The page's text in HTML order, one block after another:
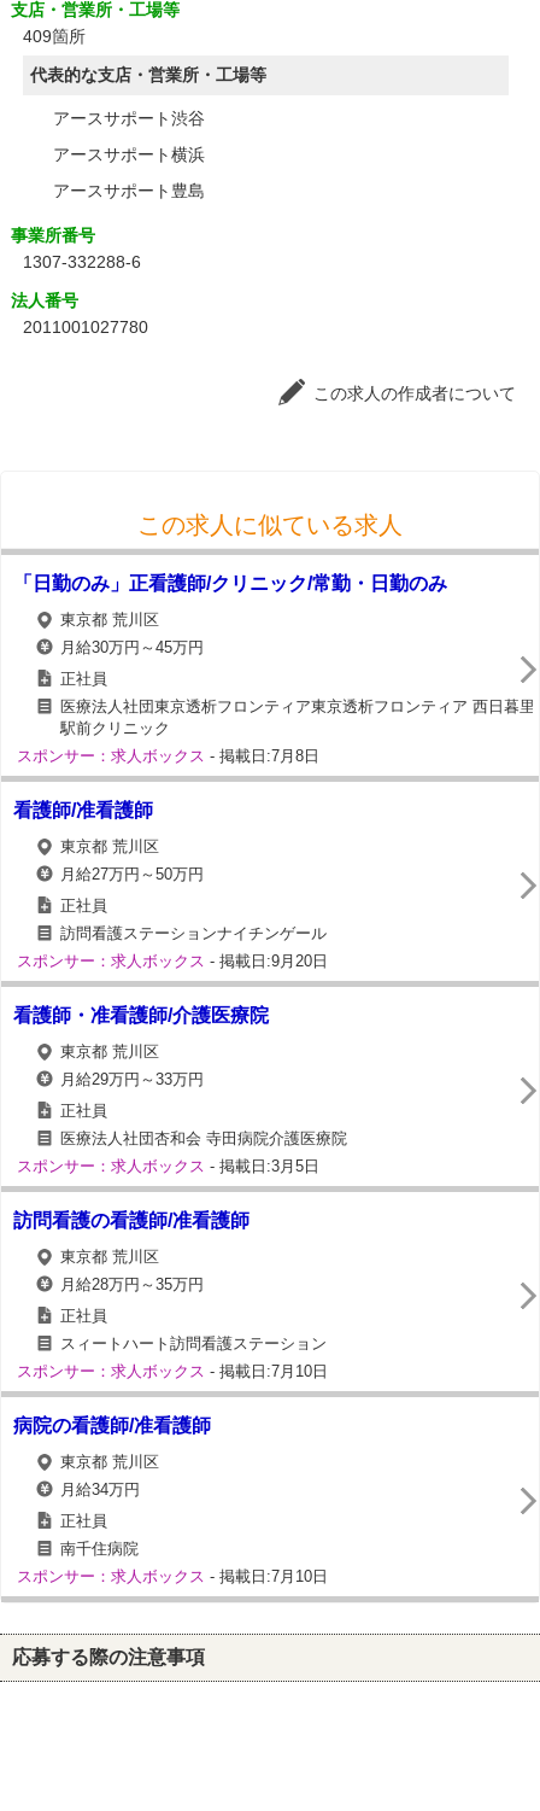
支店・営業所・工場等
409箇所
代表的な支店・営業所・工場等
アースサポート渋谷
アースサポート横浜
アースサポート豊島
事業所番号
1307-332288-6
法人番号
2011001027780
この求人の作成者について
この求人に似ている求人
「日勤のみ」正看護師/クリニック/常勤・日勤のみ
東京都 荒川区
月給30万円～45万円
正社員
医療法人社団東京透析フロンティア東京透析フロンティア 西日暮里
駅前クリニック
スポンサー：求人ボックス - 掲載日:7月8日
看護師/准看護師
東京都 荒川区
月給27万円～50万円
正社員
訪問看護ステーションナイチンゲール
スポンサー：求人ボックス - 掲載日:9月20日
看護師・准看護師/介護医療院
東京都 荒川区
月給29万円～33万円
正社員
医療法人社団杏和会 寺田病院介護医療院
スポンサー：求人ボックス - 掲載日:3月5日
訪問看護の看護師/准看護師
東京都 荒川区
月給28万円～35万円
正社員
スィートハート訪問看護ステーション
スポンサー：求人ボックス - 掲載日:7月10日
病院の看護師/准看護師
東京都 荒川区
月給34万円
正社員
南千住病院
スポンサー：求人ボックス - 掲載日:7月10日
応募する際の注意事項